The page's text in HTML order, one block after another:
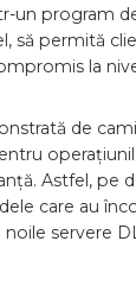
un program
să permită
la
de
Astfel, pe
care au
servere